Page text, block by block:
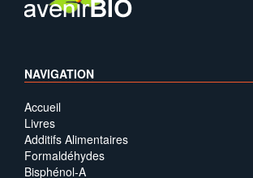
NAVIGATION
Accueil
Livres
Additifs Alimentaires
Formaldéhydes
Bisphénol-A